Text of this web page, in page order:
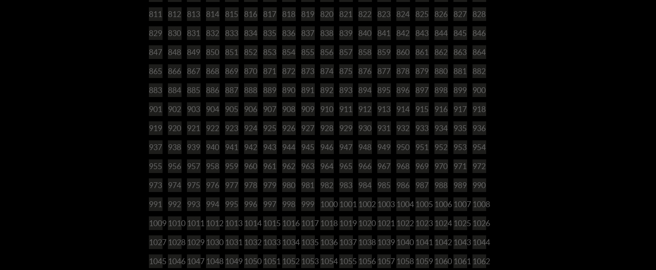
811 812 813 814 815 816 817 818 819 820 821 822 823 824 825 826 827 828
829 830 831 832 833 834 835 836 837 838 839 840 841 842 843 844 845 846
847 848 849 850 851 852 853 854 855 856 857 858 859 860 861 862 863 864
865 866 867 868 869 870 871 872 873 874 875 876 877 878 879 880 881 882
883 884 885 886 887 888 889 890 891 892 893 894 895 896 897 898 899 900
901 902 903 904 905 906 907 908 909 910 911 912 913 914 915 916 917 918
919 920 921 922 923 924 925 926 927 928 929 930 931 932 933 934 935 936
937 938 939 940 941 942 943 944 945 946 947 948 949 950 951 952 953 954
955 956 957 958 959 960 961 962 963 964 965 966 967 968 969 970 971 972
973 974 975 976 977 978 979 980 981 982 983 984 985 986 987 988 989 990
991 992 993 994 995 996 997 998 999 1000 1001 1002 1003 1004 1005 1006 1007 1008
1009 1010 1011 1012 1013 1014 1015 1016 1017 1018 1019 1020 1021 1022 1023 1024 1025 1026
1027 1028 1029 1030 1031 1032 1033 1034 1035 1036 1037 1038 1039 1040 1041 1042 1043 1044
1045 1046 1047 1048 1049 1050 1051 1052 1053 1054 1055 1056 1057 1058 1059 1060 1061 1062